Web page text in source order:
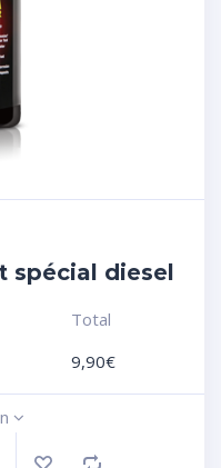
spécial diesel
Total
9,90€